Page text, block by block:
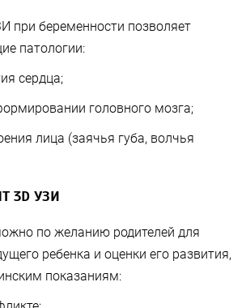
при беременности позволяет
патологии:
сердца;
головного мозга;
лица (заячья губа, волчья
3D УЗИ
по желанию родителей для
ребенка и оценки его развития,
показаниям: